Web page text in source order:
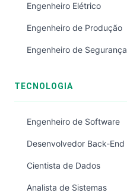
Engenheiro Elétrico
Engenheiro de Produção
Engenheiro de Segurança
TECNOLOGIA
Engenheiro de Software
Desenvolvedor Back-End
Cientista de Dados
Analista de Sistemas